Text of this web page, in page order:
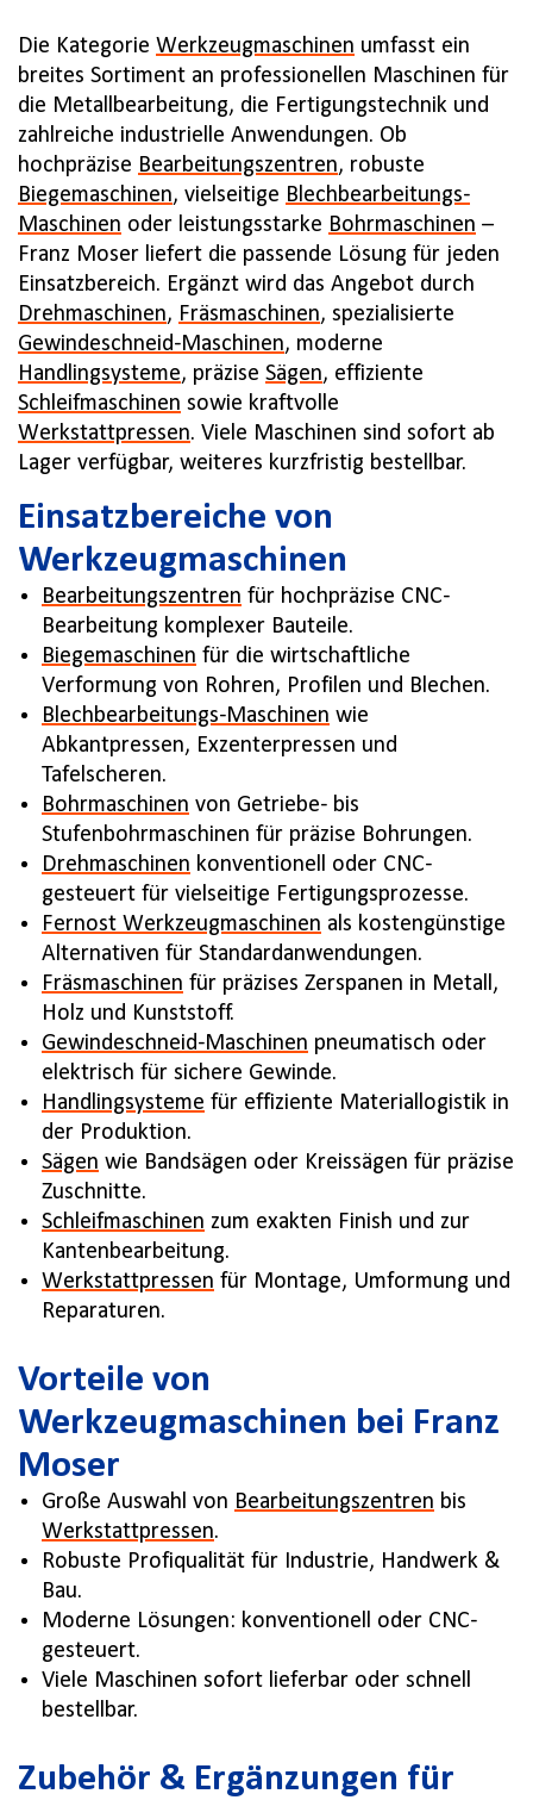
Die Kategorie Werkzeugmaschinen umfasst ein
breites Sortiment an professionellen Maschinen für
die Metallbearbeitung, die Fertigungstechnik und
zahlreiche industrielle Anwendungen. Ob
hochpräzise Bearbeitungszentren, robuste
Biegemaschinen, vielseitige Blechbearbeitungs-
Maschinen oder leistungsstarke Bohrmaschinen –
Franz Moser liefert die passende Lösung für jeden
Einsatzbereich. Ergänzt wird das Angebot durch
Drehmaschinen, Fräsmaschinen, spezialisierte
Gewindeschneid-Maschinen, moderne
Handlingsysteme, präzise Sägen, effiziente
Schleifmaschinen sowie kraftvolle
Werkstattpressen. Viele Maschinen sind sofort ab
Lager verfügbar, weiteres kurzfristig bestellbar.
Einsatzbereiche von
Werkzeugmaschinen
Bearbeitungszentren für hochpräzise CNC-
Bearbeitung komplexer Bauteile.
Biegemaschinen für die wirtschaftliche
Verformung von Rohren, Profilen und Blechen.
Blechbearbeitungs-Maschinen wie
Abkantpressen, Exzenterpressen und
Tafelscheren.
Bohrmaschinen von Getriebe- bis
Stufenbohrmaschinen für präzise Bohrungen.
Drehmaschinen konventionell oder CNC-
gesteuert für vielseitige Fertigungsprozesse.
Fernost Werkzeugmaschinen als kostengünstige
Alternativen für Standardanwendungen.
Fräsmaschinen für präzises Zerspanen in Metall,
Holz und Kunststoff.
Gewindeschneid-Maschinen pneumatisch oder
elektrisch für sichere Gewinde.
Handlingsysteme für effiziente Materiallogistik in
der Produktion.
Sägen wie Bandsägen oder Kreissägen für präzise
Zuschnitte.
Schleifmaschinen zum exakten Finish und zur
Kantenbearbeitung.
Werkstattpressen für Montage, Umformung und
Reparaturen.
Vorteile von
Werkzeugmaschinen bei Franz
Moser
Große Auswahl von Bearbeitungszentren bis
Werkstattpressen.
Robuste Profiqualität für Industrie, Handwerk &
Bau.
Moderne Lösungen: konventionell oder CNC-
gesteuert.
Viele Maschinen sofort lieferbar oder schnell
bestellbar.
Zubehör & Ergänzungen für